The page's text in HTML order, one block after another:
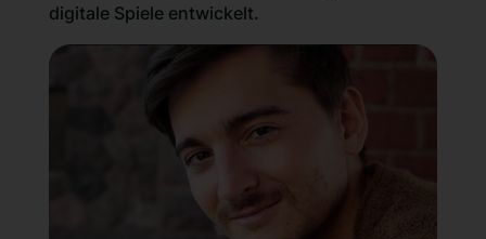
digitale Spiele entwickelt.